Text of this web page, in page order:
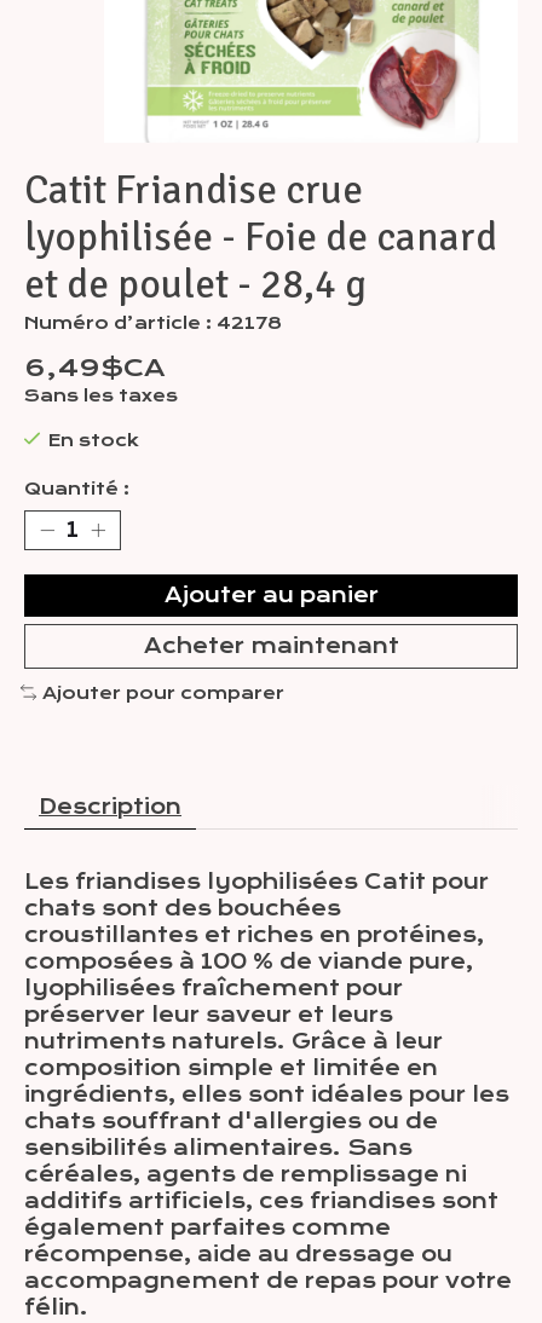
Catit Friandise crue
lyophilisée - Foie de canard
et de poulet - 28,4 g
Numéro d’article : 42178
6,49$CA
Sans les taxes
En stock
Quantité :
Ajouter au panier
Acheter maintenant
Ajouter pour comparer
Description
Les friandises lyophilisées Catit pour
chats sont des bouchées
croustillantes et riches en protéines,
composées à 100 % de viande pure,
lyophilisées fraîchement pour
préserver leur saveur et leurs
nutriments naturels. Grâce à leur
composition simple et limitée en
ingrédients, elles sont idéales pour les
chats souffrant d'allergies ou de
sensibilités alimentaires. Sans
céréales, agents de remplissage ni
additifs artificiels, ces friandises sont
également parfaites comme
récompense, aide au dressage ou
accompagnement de repas pour votre
félin.